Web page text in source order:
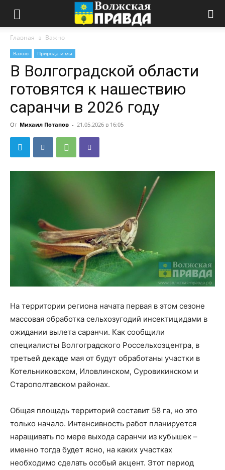
Главная Важно
Важно Природа и мы
В Волгоградской области
готовятся к нашествию
саранчи в 2026 году
От Михаил Потапов - 21.05.2026 в 16:05
На территории региона начата первая в этом сезоне
массовая обработка сельхозугодий инсектицидами в
ожидании вылета саранчи. Как сообщили
специалисты Волгоградского Россельхозцентра, в
третьей декаде мая от будут обработаны участки в
Котельниковском, Иловлинском, Суровикинском и
Старополтавском районах.
Общая площадь территорий составит 58 га, но это
только начало. Интенсивность работ планируется
наращивать по мере выхода саранчи из кубышек –
именно тогда будет ясно, на каких участках
необходимо сделать особый акцент. Этот период